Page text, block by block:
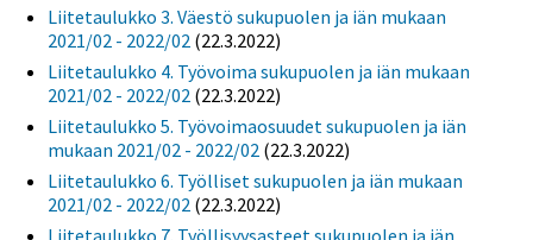
Liitetaulukko 3. Väestö sukupuolen ja iän mukaan
2021/02 - 2022/02 (22.3.2022)
Liitetaulukko 4. Työvoima sukupuolen ja iän mukaan
2021/02 - 2022/02 (22.3.2022)
Liitetaulukko 5. Työvoimaosuudet sukupuolen ja iän
mukaan 2021/02 - 2022/02 (22.3.2022)
Liitetaulukko 6. Työlliset sukupuolen ja iän mukaan
2021/02 - 2022/02 (22.3.2022)